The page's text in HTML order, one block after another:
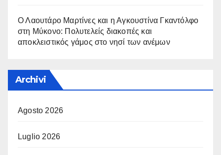
Ο Λαουτάρο Μαρτίνες και η Αγκουστίνα Γκαντόλφο
στη Μύκονο: Πολυτελείς διακοπές και
αποκλειστικός γάμος στο νησί των ανέμων
Archivi
Agosto 2026
Luglio 2026